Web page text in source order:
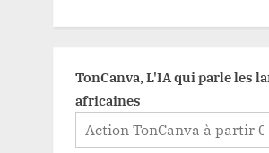
TonCanva, L'IA qui parle les
africaines